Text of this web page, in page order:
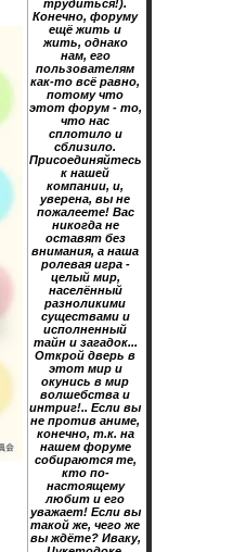
трудиться!).
Конечно, форуму
ещё жить и
жить, однако
нам, его
пользователям
как-то всё равно,
потому что
этот форум - то,
что нас
сплотило и
сблизило.
Присоединяйтесь
к нашей
компании, и,
уверена, вы не
пожалеете! Вас
никогда не
оставят без
внимания, а наша
ролевая игра -
целый мир,
населённый
разноликими
существами и
исполненный
тайн и загадок...
Открой дверь в
этот мир и
окунись в мир
волшебства и
интриг!.. Если вы
не против аниме,
конечно, т.к. на
нашем форуме
собираются те,
кто по-
настоящему
любит и его
уважает! Если вы
такой же, чего же
вы ждёте? Иваку,